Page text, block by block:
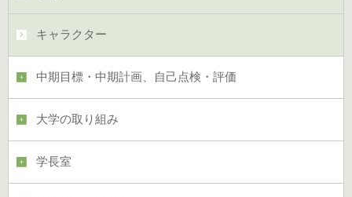
キャラクター
中期目標・中期計画、自己点検・評価
大学の取り組み
学長室